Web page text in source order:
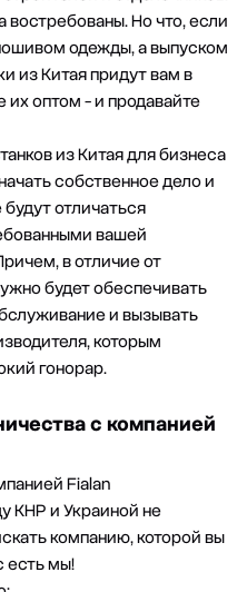
Но что, если
одежды, а выпуском
из Китая придут вам в
оптом - и продавайте
из Китая для бизнеса
собственное дело и
отличаться
вашей
в отличие от
будет обеспечивать
и вызывать
которым
гонорар.
с компанией
Fialan
КНР и Украиной не
компанию, которой вы
есть мы!